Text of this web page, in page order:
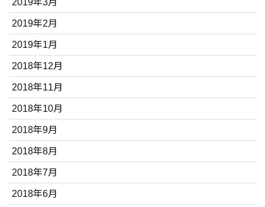
2019年3月
2019年2月
2019年1月
2018年12月
2018年11月
2018年10月
2018年9月
2018年8月
2018年7月
2018年6月